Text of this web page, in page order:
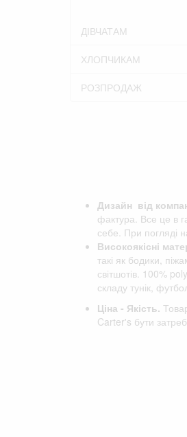
ДІВЧАТАМ
ХЛОПЧИКАМ
РОЗПРОДАЖ
Дизайн від
фактура. Все це в
себе. При погляді
Високоякісні
такі як бодики,
світшотів. 100%
складу тунік,
Ціна - Якість.
Carter's бути